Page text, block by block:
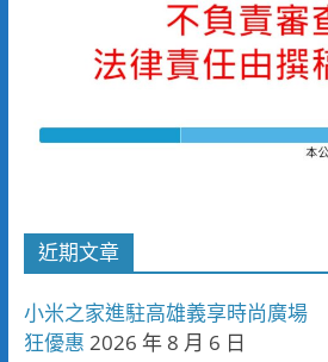
近期文章
小米之家進駐高雄義享時尚廣場
狂優惠 2026 年 8 月 6 日